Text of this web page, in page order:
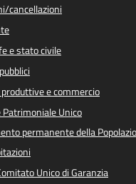
cancellazioni
e stato civile
e commercio
Patrimoniale Unico
permanente della
Unico di Garanzia